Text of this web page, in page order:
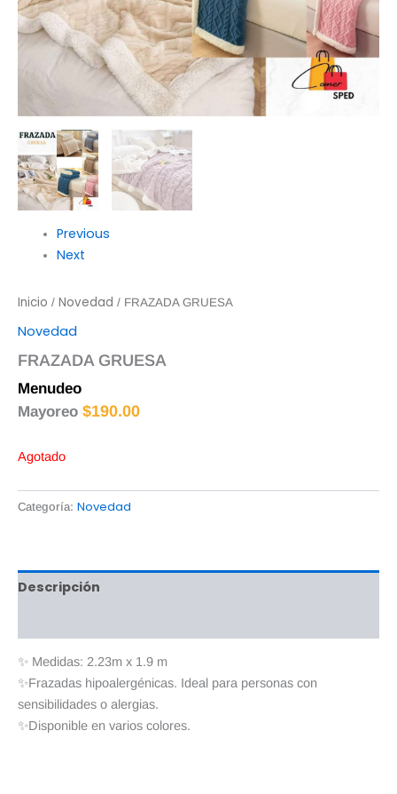
Previous
Next
Inicio / Novedad / FRAZADA GRUESA
Novedad
FRAZADA GRUESA
Menudeo
Mayoreo $190.00
Agotado
Categoría: Novedad
Descripción
✨ Medidas: 2.23m x 1.9 m
✨Frazadas hipoalergénicas. Ideal para personas con
sensibilidades o alergias.
✨Disponible en varios colores.